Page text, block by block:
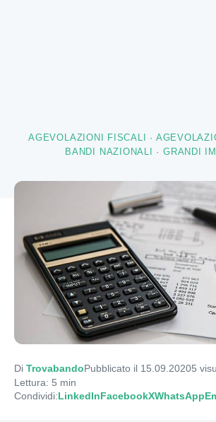
AGEVOLAZIONI FISCALI ·
BANDI NAZIONALI
·GRANDI
Di TrovabandoPubblicato il 15.09.20205
Lettura: 5 min
Condividi: LinkedIn FacebookXWhatsApp